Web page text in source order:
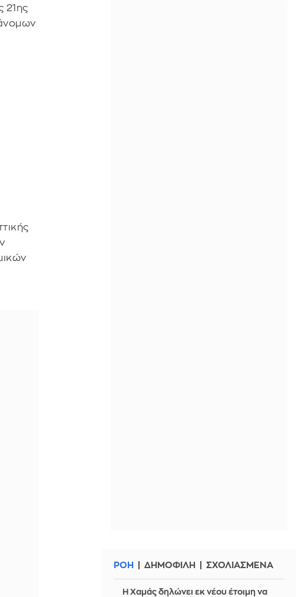
21ης
ΡΟΗ ΔΗΜΟΦΙΛΗ ΣΧΟΛΙΑΣΜΕΝΑ
Η Χαμάς δηλώνει εκ νέου έτοιμη να